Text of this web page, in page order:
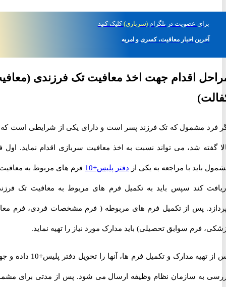
عضویت در تلگرام(سربازی) کلیک کنید
آخرین اخبار معافیت، کسری و امریه
اقدام جهت اخذ معافیت تک فرزندی (معافیت
مشمول که تک فرزند پسر است و دارای یکی از شرایطی است که در
شد، می تواند نسبت به اخذ معافیت سربازی اقدام نماید. اول فرد
باید با مراجعه به یکی ازدفتر پلیس+10 فرم های مربوط به معافیت را
کند سپس باید به تکمیل فرم های مربوط به معافیت تک فرزندی
پس از تکمیل فرم های مربوطه ( فرم مشخصات فردی، فرم معاینه
فرم سوابق تحصیلی) باید مدارک مورد نیاز را تهیه نماید.
پس از تهیه مدارک و تکمیل فرم ها، آنها را تحویل دفتر پلیس+10 داده و جهت
به سازمان نظام وظیفه ارسال می شود. پس از مدتی برای مشمول